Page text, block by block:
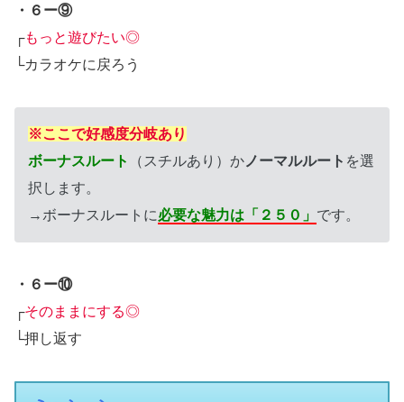
・６ー⑨
┌もっと遊びたい◎
└カラオケに戻ろう
※ここで好感度分岐あり
ボーナスルート
（スチルあり）か ノーマルルート を選
択します。
→ボーナスルートに必要な魅力は「２５０」 です。
・６ー⑩
┌そのままにする◎
└押し返す